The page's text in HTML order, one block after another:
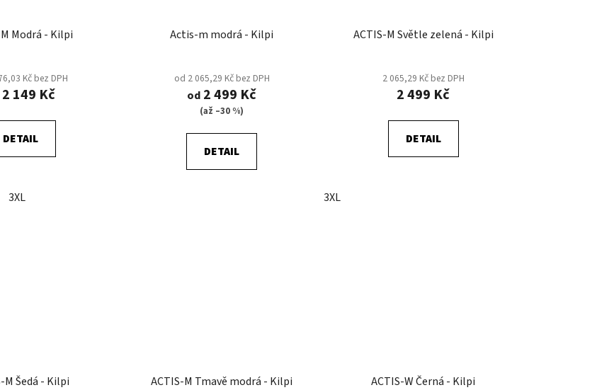
Modrá - Kilpi
Kč bez DPH
149 Kč
DETAIL
3XL
Actis-m modrá - Kilpi
od 2 065,29 Kč bez DPH
od 2 499 Kč
(až –30 %)
DETAIL
ACTIS-M Světle zelená - Kilpi
2 065,29 Kč bez DPH
2 499 Kč
DETAIL
3XL
M Šedá - Kilpi ACTIS-M Tmavě modrá - Kilpi ACTIS-W Černá - Kilpi